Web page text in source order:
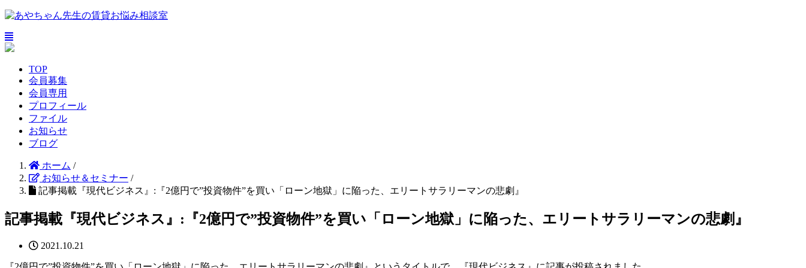
TOP
会員募集
会員専用
プロフィール
ファイル
お知らせ
ブログ
ホーム /
お知らせ＆セミナー /
記事掲載『現代ビジネス』:『2億円で”投資物件”を買い「ローン地獄」に陥った、エリートサラリーマンの悲劇』
記事掲載『現代ビジネス』:『2億円で”投資物件”を買い「ローン地獄」に陥った、エリートサラリーマンの悲劇』
2021.10.21